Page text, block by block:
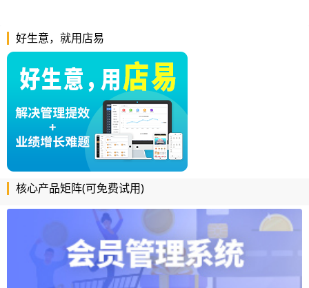
好生意，就用店易
核心产品矩阵(可免费试用)